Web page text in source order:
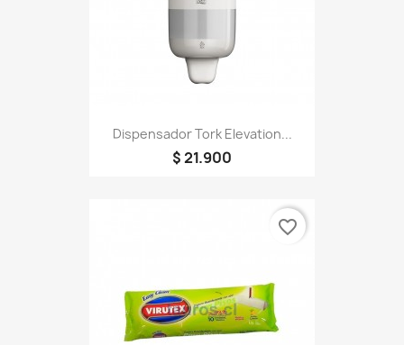
Dispensador Tork Elevation...
$ 21.900
favorite_border